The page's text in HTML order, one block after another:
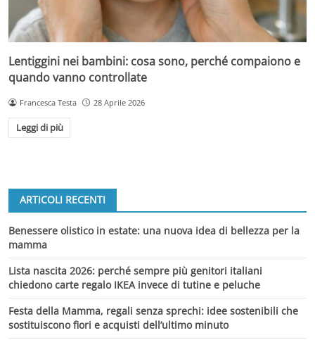
Lentiggini nei bambini: cosa sono, perché compaiono e
quando vanno controllate
Francesca Testa 28 Aprile 2026
Leggi di più
ARTICOLI RECENTI
Benessere olistico in estate: una nuova idea di bellezza per la
mamma
Lista nascita 2026: perché sempre più genitori italiani
chiedono carte regalo IKEA invece di tutine e peluche
Festa della Mamma, regali senza sprechi: idee sostenibili che
sostituiscono fiori e acquisti dell’ultimo minuto